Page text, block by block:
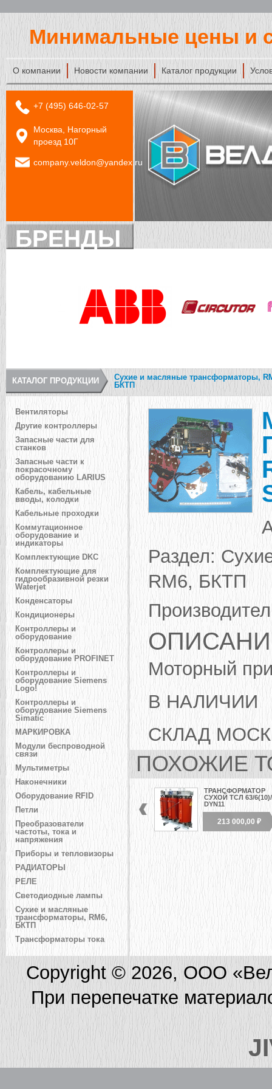
Минимальные цены и
О компании Новости компании Каталог продукции
+7 (495) 646-02-57
Москва, Нагорный
проезд 10Г
company.veldon@yandex.ru
БРЕНДЫ
КАТАЛОГ ПРОДУКЦИИ
Сухие и масляные трансформаторы,
БКТП
Вентиляторы
Другие контроллеры
Запасные части для
станков
Запасные части к
покрасочному
оборудованию LARIUS
Кабель, кабельные
вводы, колодки
Кабельные проходки
Коммутационное
оборудование и
индикаторы
Комплектующие DKC
Комплектующие для
гидрообразивной резки
Waterjet
Конденсаторы
Кондиционеры
Контроллеры и
оборудование
Контроллеры и
оборудование PROFINET
Контроллеры и
оборудование Siemens
Logo!
Контроллеры и
оборудование Siemens
Simatic
МАРКИРОВКА
Модули беспроводной
связи
Мультиметры
Наконечники
Оборудование RFID
Петли
Преобразователи
частоты, тока и
напряжения
Приборы и тепловизоры
РАДИАТОРЫ
РЕЛЕ
Светодиодные лампы
Сухие и масляные
трансформаторы, RM6,
БКТП
Трансформаторы тока
Раздел:
RM6, БКТП
Моторный
В НАЛИЧИИ
СКЛАД
ПОХОЖИЕ
ТРАНСФОРМАТОР
СУХОЙ ТСЛ 63/6(10)/
DYN11
213 000,00 ₽
Copyright © 2026, ООО
При перепечатке